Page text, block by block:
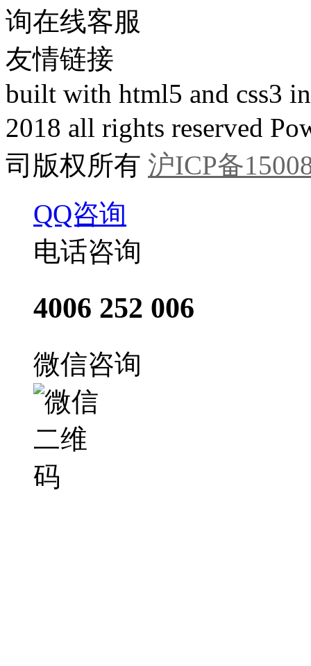
询在线客服
友情链接
built with html5 and css3
2018 all rights reserved
司版权所有 沪ICP备
QQ咨询
电话咨询
4006 252 006
微信咨询